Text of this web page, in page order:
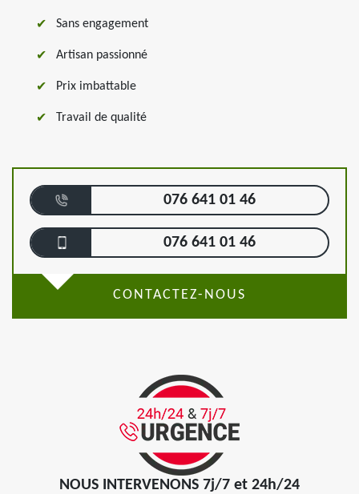
Sans engagement
Artisan passionné
Prix imbattable
Travail de qualité
076 641 01 46
076 641 01 46
CONTACTEZ-NOUS
NOUS INTERVENONS 7j/7 et 24h/24